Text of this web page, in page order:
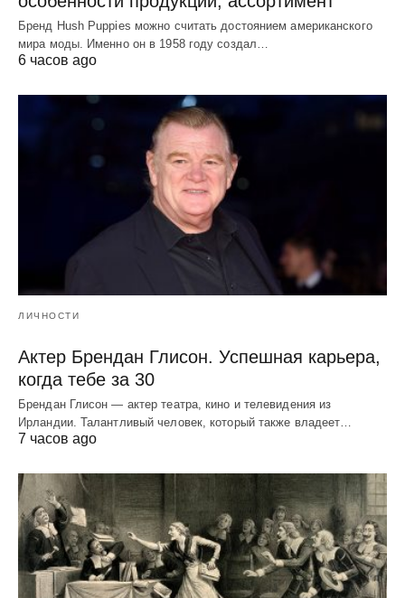
Бренд Hush Puppies можно считать достоянием американского
мира моды. Именно он в 1958 году создал…
6 часов ago
ЛИЧНОСТИ
Актер Брендан Глисон. Успешная карьера,
когда тебе за 30
Брендан Глисон — актер театра, кино и телевидения из
Ирландии. Талантливый человек, который также владеет…
7 часов ago